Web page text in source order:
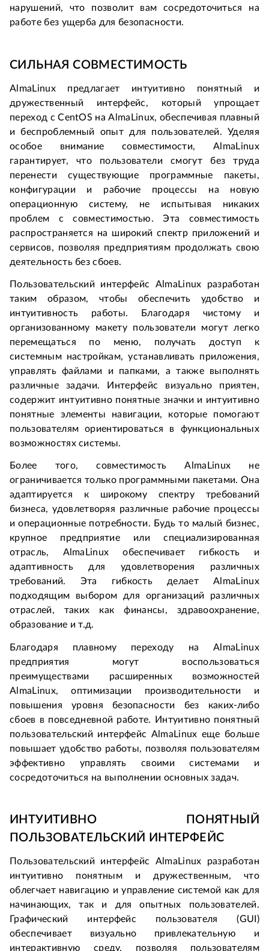
нарушений, что позволит вам сосредоточиться на
работе без ущерба для безопасности.
СИЛЬНАЯ СОВМЕСТИМОСТЬ
AlmaLinux предлагает интуитивно понятный и
дружественный интерфейс, который упрощает
переход с CentOS на AlmaLinux, обеспечивая плавный
и беспроблемный опыт для пользователей. Уделяя
особое внимание совместимости, AlmaLinux
гарантирует, что пользователи смогут без труда
перенести существующие программные пакеты,
конфигурации и рабочие процессы на новую
операционную систему, не испытывая никаких
проблем с совместимостью. Эта совместимость
распространяется на широкий спектр приложений и
сервисов, позволяя предприятиям продолжать свою
деятельность без сбоев.
Пользовательский интерфейс AlmaLinux разработан
таким образом, чтобы обеспечить удобство и
интуитивность работы. Благодаря чистому и
организованному макету пользователи могут легко
перемещаться по меню, получать доступ к
системным настройкам, устанавливать приложения,
управлять файлами и папками, а также выполнять
различные задачи. Интерфейс визуально приятен,
содержит интуитивно понятные значки и интуитивно
понятные элементы навигации, которые помогают
пользователям ориентироваться в функциональных
возможностях системы.
Более того, совместимость AlmaLinux не
ограничивается только программными пакетами. Она
адаптируется к широкому спектру требований
бизнеса, удовлетворяя различные рабочие процессы
и операционные потребности. Будь то малый бизнес,
крупное предприятие или специализированная
отрасль, AlmaLinux обеспечивает гибкость и
адаптивность для удовлетворения различных
требований. Эта гибкость делает AlmaLinux
подходящим выбором для организаций различных
отраслей, таких как финансы, здравоохранение,
образование и т.д.
Благодаря плавному переходу на AlmaLinux
предприятия могут воспользоваться
преимуществами расширенных возможностей
AlmaLinux, оптимизации производительности и
повышения уровня безопасности без каких-либо
сбоев в повседневной работе. Интуитивно понятный
пользовательский интерфейс AlmaLinux еще больше
повышает удобство работы, позволяя пользователям
эффективно управлять своими системами и
сосредоточиться на выполнении основных задач.
ИНТУИТИВНО ПОНЯТНЫЙ
ПОЛЬЗОВАТЕЛЬСКИЙ ИНТЕРФЕЙС
Пользовательский интерфейс AlmaLinux разработан
интуитивно понятным и дружественным, что
облегчает навигацию и управление системой как для
начинающих, так и для опытных пользователей.
Графический интерфейс пользователя (GUI)
обеспечивает визуально привлекательную и
интерактивную среду, позволяя пользователям